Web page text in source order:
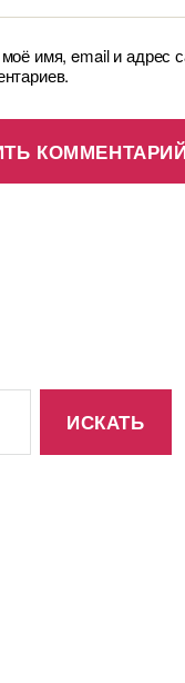
имя, email и адрес